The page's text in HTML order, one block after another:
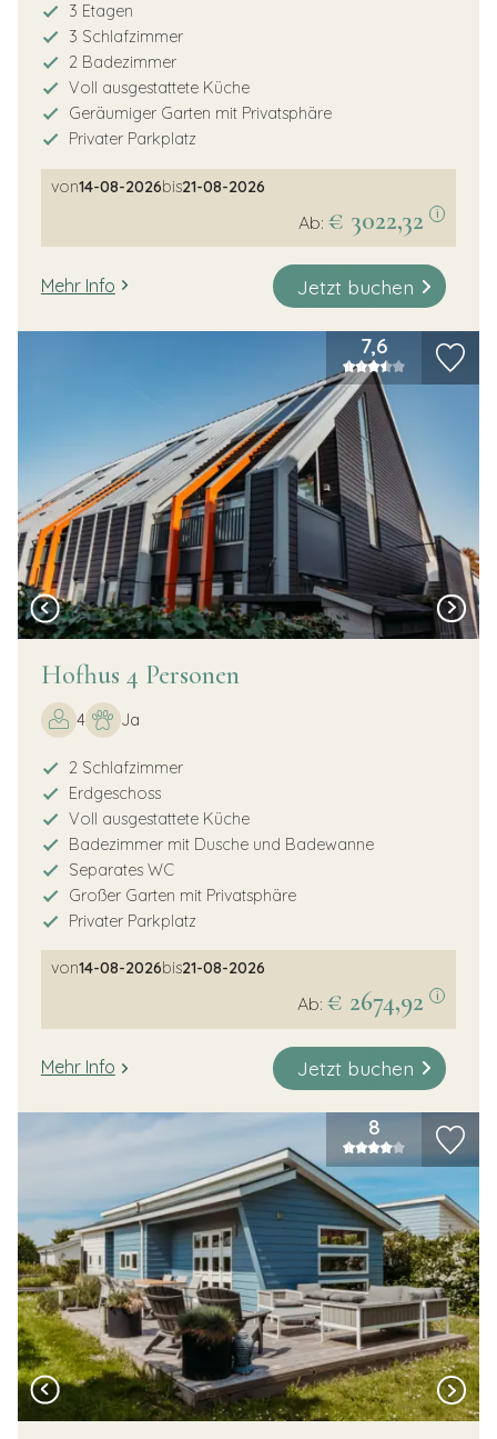
3 Etagen
3 Schlafzimmer
2 Badezimmer
Voll ausgestattete Küche
Geräumiger Garten mit Privatsphäre
Privater Parkplatz
von14-08-2026bis21-08-2026
Ab: € 3022,32 i
Mehr Info Jetzt buchen
7,6
Hofhus 4 Personen
4 Ja
2 Schlafzimmer
Erdgeschoss
Voll ausgestattete Küche
Badezimmer mit Dusche und Badewanne
Separates WC
Großer Garten mit Privatsphäre
Privater Parkplatz
von14-08-2026bis21-08-2026
Ab: € 2674,92 i
Mehr Info Jetzt buchen
8